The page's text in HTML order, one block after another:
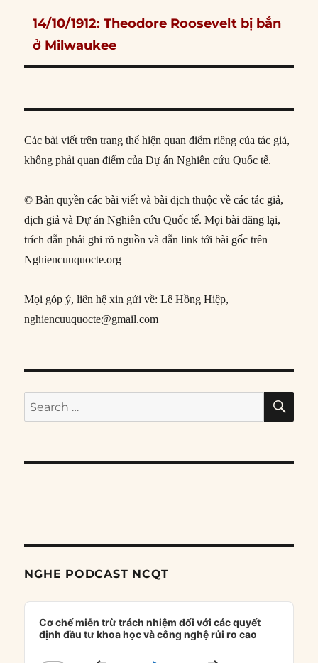
Next
post:
14/10/1912: Theodore Roosevelt bị bắn
ở Milwaukee
Các bài viết trên trang thể hiện quan điểm riêng của tác giả,
không phải quan điểm của Dự án Nghiên cứu Quốc tế.
© Bản quyền các bài viết và bài dịch thuộc về các tác giả,
dịch giả và Dự án Nghiên cứu Quốc tế. Mọi bài đăng lại,
trích dẫn phải ghi rõ nguồn và dẫn link tới bài gốc trên
Nghiencuuquocte.org
Mọi góp ý, liên hệ xin gửi về: Lê Hồng Hiệp,
nghiencuuquocte@gmail.com
Search
for:
NGHE PODCAST NCQT
Audio
Player
Cơ chế miễn trừ trách nhiệm đối với các quyết
định đầu tư khoa học và công nghệ rủi ro cao